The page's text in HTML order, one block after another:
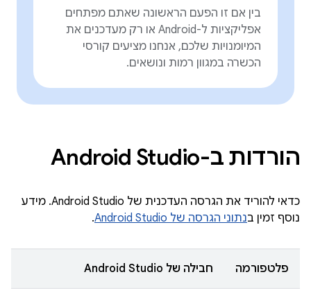
בין אם זו הפעם הראשונה שאתם מפתחים
אפליקציות ל-Android או רק מעדכנים את
המיומנויות שלכם, אנחנו מציעים קורסי
הכשרה במגוון רמות ונושאים.
הורדות ב-Android Studio
כדאי להוריד את הגרסה העדכנית של Android Studio. מידע
נוסף זמין בנתוני הגרסה של Android Studio .
פלטפורמה חבילה של Android Studio